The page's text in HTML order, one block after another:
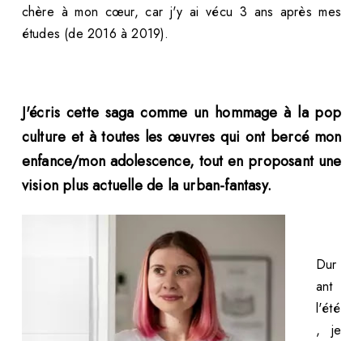
chère à mon cœur, car j'y ai vécu 3 ans après mes
études (de 2016 à 2019).
J'écris cette saga comme un hommage à la pop
culture et à toutes les œuvres qui ont bercé mon
enfance/mon adolescence, tout en proposant une
vision plus actuelle de la urban-fantasy.
Dur
ant
l'été
, je